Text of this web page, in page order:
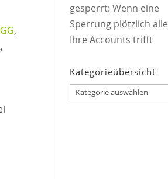
,
gesperrt: Wenn eine
Sperrung plötzlich alle
Ihre Accounts trifft
Kategorieübersicht
Kategorieübersicht